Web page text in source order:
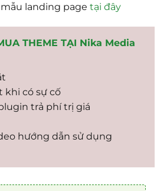
landing pagetại đây
THEME TẠI Nika Media
khi có sự cố
trả phí trị giá
hướng dẫn sử dụng